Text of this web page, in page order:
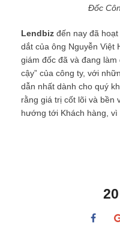
Đốc
Lendbiz đến nay đã
dắt của ông Nguyễn Việt
giám đốc đã và đang làm
cậy” của công ty, với
dẫn nhất dành cho quý
rằng giá trị cốt lõi và bền
hướng tới Khách hàng, vì
20